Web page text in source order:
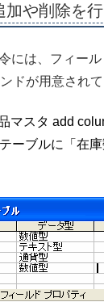
や削除を行
には、フィー
ドが用意されて
マスタ add
ーブルに「在